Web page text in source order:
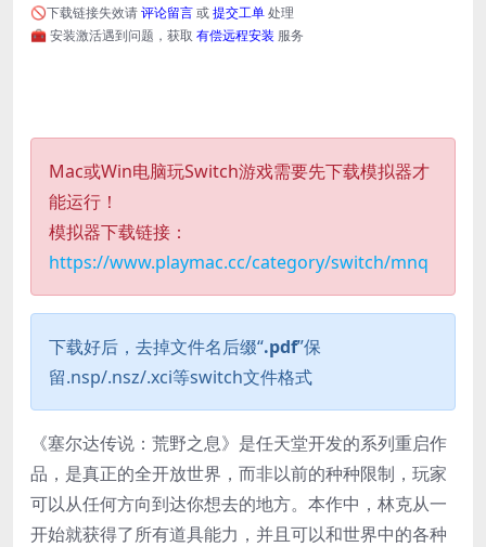
🚫下载链接失效请评论留言或提交工单处理
🧰 安装激活遇到问题，获取 有偿远程安装 服务
Mac或Win电脑玩Switch游戏需要先下载模拟器才
能运行！
模拟器下载链接：
https://www.playmac.cc/category/switch/mnq
下载好后，去掉文件名后缀“.pdf”保
留.nsp/.nsz/.xci等switch文件格式
《塞尔达传说：荒野之息》是任天堂开发的系列重启作
品，是真正的全开放世界，而非以前的种种限制，玩家
可以从任何方向到达你想去的地方。本作中，林克从一
开始就获得了所有道具能力，并且可以和世界中的各种